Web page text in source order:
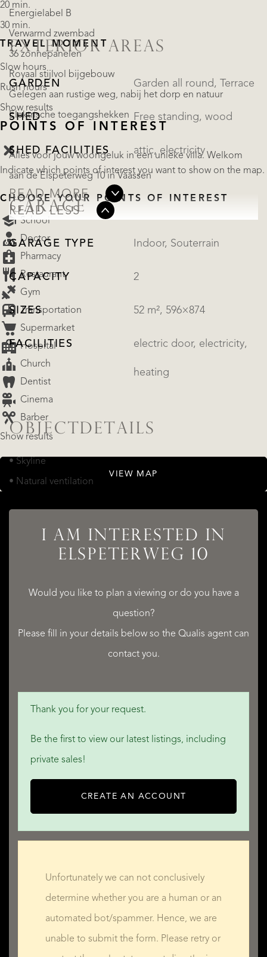
Energielabel B
Verwarmd zwembad
36 zonnepanelen
Royaal stijlvol bijgebouw
Gelegen aan rustige weg, nabij het dorp en natuur
Elektrische toegangshekken
Alles voor jouw woongeluk in een unieke villa. Welkom
aan de Elspeterweg 10 in Vaassen
READ MORE
READ LESS
EXTERIOR AREAS
GARDEN Garden all round, Terrace
SHED Free standing, wood
SHED FACILITIES attic, electricity
GARAGE
GARAGE TYPE Indoor, Souterrain
CAPACITY 2
SIZES 52 m², 596×874
FACILITIES electric door, electricity,
heating
OBJECTDETAILS
• Skyline
• Natural ventilation
20 min.
30 min.
TRAVEL MOMENT
Slow hours
Rush hours
Show results
POINTS OF INTEREST
Indicate which points of interest you want to show on the map.
CHOOSE YOUR POINTS OF INTEREST
School
Doctor
Pharmacy
Restaurant
Gym
Transportation
Supermarket
Hospital
Church
Dentist
Cinema
Barber
Show results
VIEW MAP
I AM INTERESTED IN
ELSPETERWEG 10
Would you like to plan a viewing or do you have a
question?
Please fill in your details below so the Qualis agent can
contact you.
Thank you for your request.
Be the first to view our latest listings, including
private sales!
CREATE AN ACCOUNT
Unfortunately we can not conclusively
determine whether you are a human or an
automated bot/spammer. Hence, we are
unable to submit the form. Please retry or